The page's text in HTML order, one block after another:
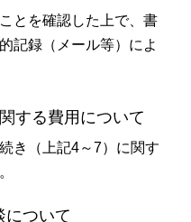
とを確認した上で、書
記録（メール等）によ
する費用について
き（上記4～7）に関す
について